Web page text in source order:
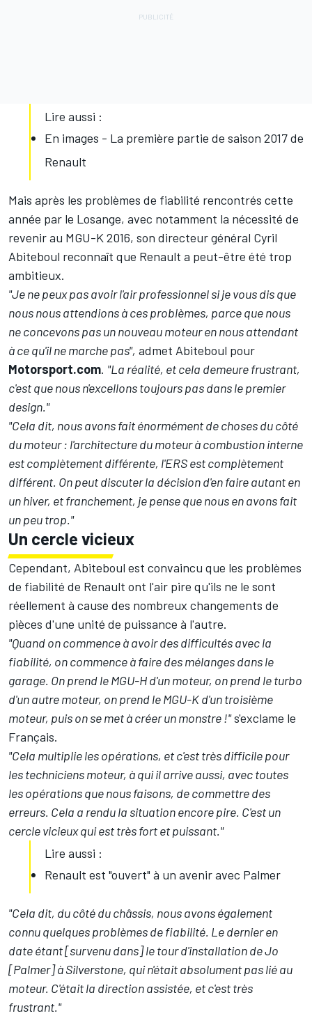
Lire aussi :
En images - La première partie de saison 2017 de
Renault
Mais après les problèmes de fiabilité rencontrés cette
année par le Losange, avec notamment la nécessité de
revenir au MGU-K 2016, son directeur général Cyril
Abiteboul reconnaît que Renault a peut-être été trop
ambitieux.
"Je ne peux pas avoir l'air professionnel si je vous dis que
nous nous attendions à ces problèmes, parce que nous
ne concevons pas un nouveau moteur en nous attendant
à ce qu'il ne marche pas", admet Abiteboul pour
Motorsport.com. "La réalité, et cela demeure frustrant,
c'est que nous n'excellons toujours pas dans le premier
design."
"Cela dit, nous avons fait énormément de choses du côté
du moteur : l'architecture du moteur à combustion interne
est complètement différente, l'ERS est complètement
différent. On peut discuter la décision d'en faire autant en
un hiver, et franchement, je pense que nous en avons fait
un peu trop."
Un cercle vicieux
Cependant, Abiteboul est convaincu que les problèmes
de fiabilité de Renault ont l'air pire qu'ils ne le sont
réellement à cause des nombreux changements de
pièces d'une unité de puissance à l'autre.
"Quand on commence à avoir des difficultés avec la
fiabilité, on commence à faire des mélanges dans le
garage. On prend le MGU-H d'un moteur, on prend le turbo
d'un autre moteur, on prend le MGU-K d'un troisième
moteur, puis on se met à créer un monstre !"s'exclame le
Français.
"Cela multiplie les opérations, et c'est très difficile pour
les techniciens moteur, à qui il arrive aussi, avec toutes
les opérations que nous faisons, de commettre des
erreurs. Cela a rendu la situation encore pire. C'est un
cercle vicieux qui est très fort et puissant."
Lire aussi :
Renault est "ouvert" à un avenir avec Palmer
"Cela dit, du côté du châssis, nous avons également
connu quelques problèmes de fiabilité. Le dernier en
date étant [survenu dans] le tour d'installation de Jo
[Palmer] à Silverstone, qui n'était absolument pas lié au
moteur. C'était la direction assistée, et c'est très
frustrant."